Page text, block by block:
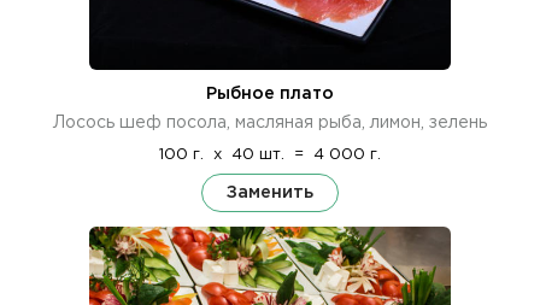
Рыбное плато
Лосось шеф посола, масляная рыба, лимон, зелень
100 г. x 40 шт. = 4 000 г.
Заменить